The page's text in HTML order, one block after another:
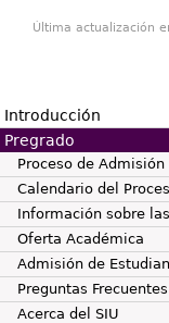
Última actualización
Introducción
Pregrado
Proceso de Admisión
Calendario del
Información sobre
Oferta Académica
Admisión de
Preguntas Frecuentes
Acerca del SIU